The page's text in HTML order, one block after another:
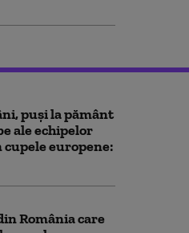
puși la pământ
ale echipelor
europene:
România care